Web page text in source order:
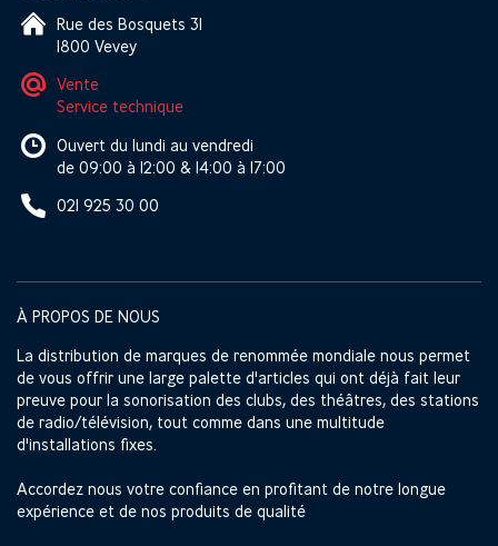
Rue des Bosquets 31
1800 Vevey
Vente
Service technique
Ouvert du lundi au vendredi
de 09:00 à 12:00 & 14:00 à 17:00
021 925 30 00
À PROPOS DE NOUS
La distribution de marques de renommée mondiale nous permet
de vous offrir une large palette d'articles qui ont déjà fait leur
preuve pour la sonorisation des clubs, des théâtres, des stations
de radio/télévision, tout comme dans une multitude
d'installations fixes.
Accordez nous votre confiance en profitant de notre longue
expérience et de nos produits de qualité